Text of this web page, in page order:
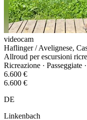
videocam
Haflinger / Avelignese,
Allroud per escursioni
Ricreazione · Passeggiate
6.600 €
6.600 €
DE
Linkenbach